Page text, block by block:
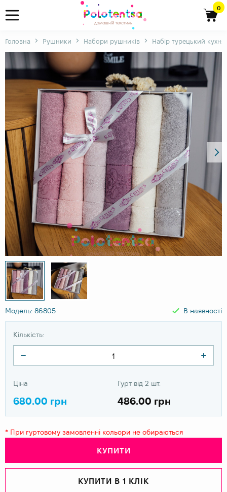
0
Головна Рушники Набори рушників Набір турецький кухня
Модель: 86805 В наявності
Кількість:
Ціна
680.00 грн
Гурт від 2 шт.
486.00 грн
* При гуртовому замовленні кольори не обираються
КУПИТИ
КУПИТИ В 1 КЛІК